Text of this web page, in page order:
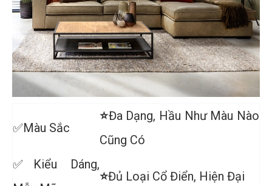
✅Màu Sắc
⭐Đa Dạng, Hầu Như Màu Nào
Cũng Có
✅Kiểu Dáng,
⭐Đủ Loại Cổ Điển, Hiện Đại